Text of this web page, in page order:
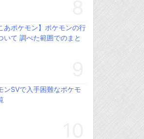
あポケモン】ポケモンの行
いて 調べた範囲でのまと
ンSVで入手困難なポケモ